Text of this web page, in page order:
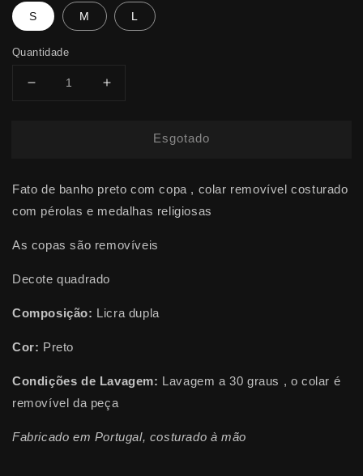
S M L
Quantidade
Diminuir
BANHO
ROXANNE
Aumentar
BANHO
ROXANNE
Esgotado
Fato de banho preto com copa , colar removível costurado
com pérolas e medalhas religiosas
As copas são removíveis
Decote quadrado
Composição: Licra dupla
Cor: Preto
Condições de Lavagem: Lavagem a 30 graus , o colar é
removível da peça
Fabricado em Portugal, costurado à mão